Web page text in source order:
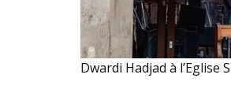
Dwardi Hadjad à l’Eglise